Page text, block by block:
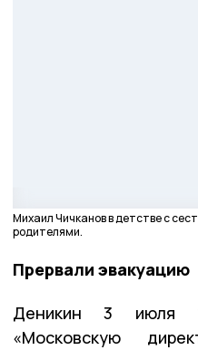
Михаил Чичканов в детстве с
родителями.
Прервали эвакуацию
Деникин 3 июля
«Московскую